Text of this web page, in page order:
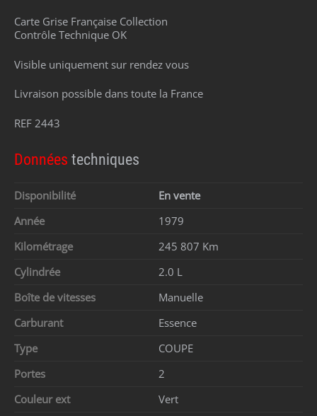
Carte Grise Française Collection
Contrôle Technique OK
Visible uniquement sur rendez vous
Livraison possible dans toute la France
REF 2443
Données techniques
Disponibilité
En vente
Année
1979
Kilométrage
245 807 Km
Cylindrée
2.0 L
Boîte de vitesses
Manuelle
Carburant
Essence
Type
COUPE
Portes
2
Couleur ext
Vert